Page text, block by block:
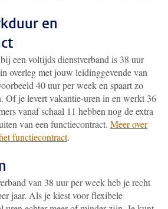
en
een voltijds dienstverband is 38 uur
overleg met jouw leidinggevende van
40 uur per week en spaart zo
Of je levert vakantie-uren in en werkt 36
vanaf schaal 11 hebben nog de extra
van een functiecontract. Meer over
functiecontract.
van 38 uur per week heb je recht
jaar. Als je kiest voor flexibele